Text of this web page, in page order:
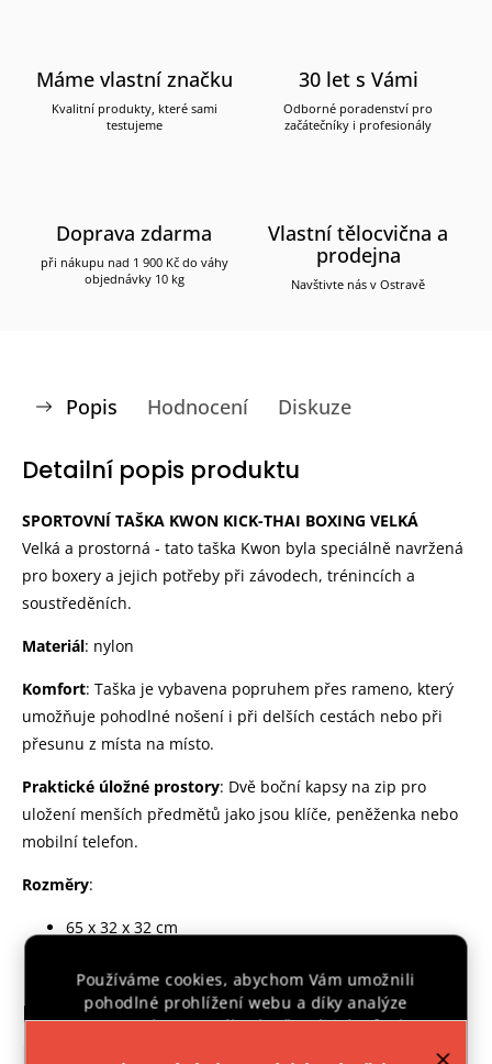
Používáme cookies, abychom Vám umožnili
pohodlné prohlížení webu a díky analýze
provozu webu neustále zlepšovali jeho funkce,
Máme vlastní značku
Kvalitní produkty, které sami
testujeme
30 let s Vámi
Odborné poradenství pro
začátečníky i profesionály
Doprava zdarma
při nákupu nad 1 900 Kč do váhy
objednávky 10 kg
Vlastní tělocvična a
prodejna
Navštivte nás v Ostravě
Popis Hodnocení Diskuze
Detailní popis produktu
SPORTOVNÍ TAŠKA KWON KICK-THAI BOXING VELKÁ
Velká a prostorná - tato taška Kwon byla speciálně navržená
pro boxery a jejich potřeby při závodech, trénincích a
soustředěních.
Materiál: nylon
Komfort: Taška je vybavena popruhem přes rameno, který
umožňuje pohodlné nošení i při delších cestách nebo při
přesunu z místa na místo.
Praktické úložné prostory: Dvě boční kapsy na zip pro
uložení menších předmětů jako jsou klíče, peněženka nebo
mobilní telefon.
Rozměry:
65 x 32 x 32 cm
Doplňkové parametry